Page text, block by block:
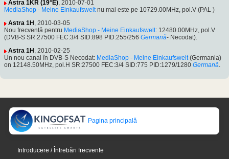
Astra 1KR (19°E), 2010-07-01
MediaShop - Meine Einkaufsweltnu mai este pe 10729.00MHz, pol.V (PAL )
Astra 1H , 2010-03-05
Nou frecvență pentru MediaShop - Meine Einkaufswelt: 12480.00MHz, pol.V
(DVB-S SR:27500 FEC:3/4 SID:898 PID:255/256 Germană- Necodat).
Astra 1H , 2010-02-25
Un nou canal în DVB-S Necodat: MediaShop - Meine Einkaufswelt(Germania)
on 12148.50MHz, pol.H SR:27500 FEC:3/4 SID:775 PID:1279/1280 Germană.
Pagina principală
Introducere / Întrebări frecvente